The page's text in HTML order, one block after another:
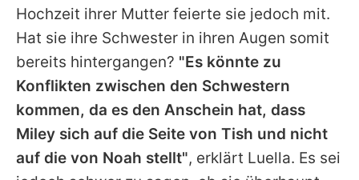
Hochzeit ihrer Mutter feierte sie jedoch mit.
Hat sie ihre Schwester in ihren Augen somit
bereits hintergangen? "Es könnte zu
Konflikten zwischen den Schwestern
kommen, da es den Anschein hat, dass
Miley sich auf die Seite von Tish und nicht
auf die von Noah stellt", erklärt Luella. Es sei